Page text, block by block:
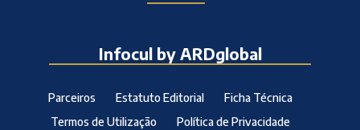
Infocul by ARDglobal
Parceiros Estatuto Editorial
Ficha Técnica
Termos de Utilização
Política de Privacidade